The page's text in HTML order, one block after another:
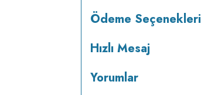
tersten ütülenir.
Ödeme Seçenekleri
Hızlı Mesaj
Yorumlar